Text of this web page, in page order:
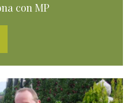
con MP